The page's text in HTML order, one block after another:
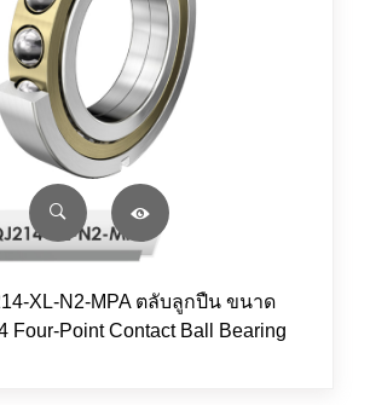
XL-N2-MPA ตลับลูกปืน ขนาด
Four-Point Contact Ball Bearing